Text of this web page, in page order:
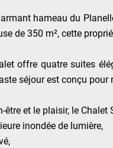
hameau du
de 350 m², cette
offre quatre suites
séjour est conçu
être et le plaisir, le
inondée de lumière,